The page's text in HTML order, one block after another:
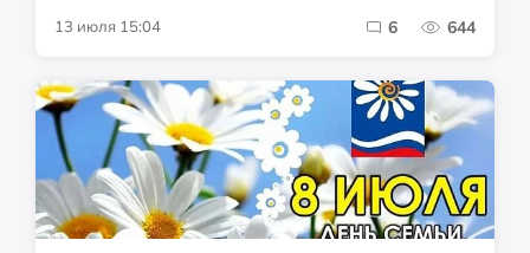
13 июля 15:04 6 644